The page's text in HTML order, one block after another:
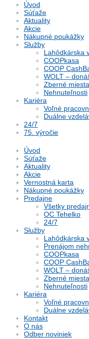
Úvod
Súťaže
Aktuality
Akcie
Nákupné poukážky
Služby
Lahôdkárska
COOPkasa
COOP
WOLT –
Zberné miesta
Nehnuteľnosti
Kariéra
Voľné
Duálne
24/7
75. výročie
Úvod
Súťaže
Aktuality
Akcie
Vernostná karta
Nákupné poukážky
Predajne
Všetky
OC Tehelko
24/7
Služby
Lahôdkárska
Prenájom
COOPkasa
COOP
WOLT –
Zberné miesta
Nehnuteľnosti
Kariéra
Voľné
Duálne
Kontakt
O nás
Odber noviniek